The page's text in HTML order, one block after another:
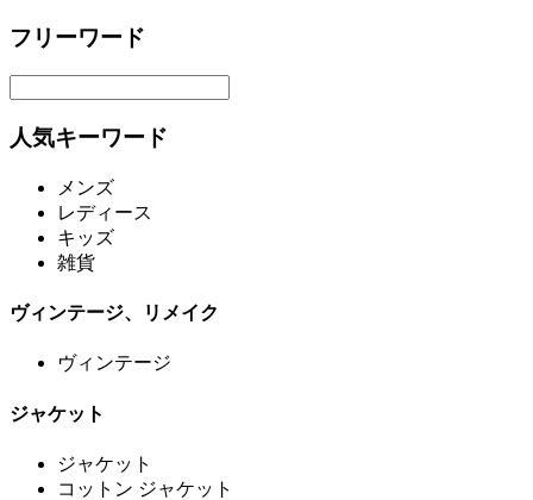
フリーワード
人気キーワード
メンズ
レディース
キッズ
雑貨
ヴィンテージ、リメイク
ヴィンテージ
ジャケット
ジャケット
コットン ジャケット